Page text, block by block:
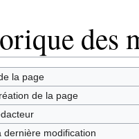
des
la page
de la page
dernière modification